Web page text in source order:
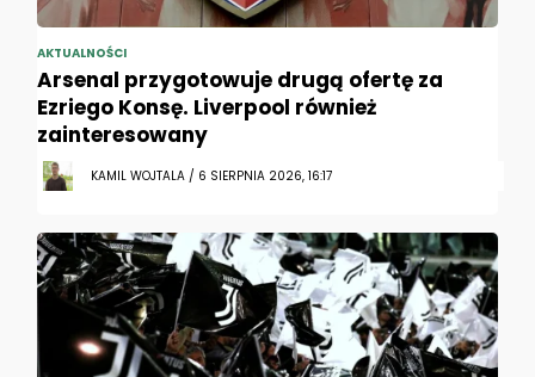
AKTUALNOŚCI
Arsenal przygotowuje drugą ofertę za
Ezriego Konsę. Liverpool również
zainteresowany
KAMIL WOJTALA / 6 SIERPNIA 2026, 16:17